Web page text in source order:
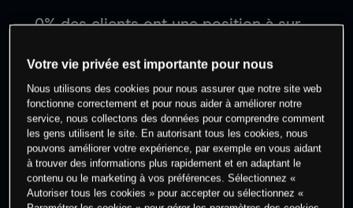
0% des clients ont une position àsur
Commencez à trader
Les prix sont indicatifs.Connectez-vouspour voir les
Votre vie privée est importante pour nous
Nous utilisons des cookies pour nous assurer que notre site web
fonctionne correctement et pour nous aider à améliorer notre
service, nous collectons des données pour comprendre comment
les gens utilisent le site. En autorisant tous les cookies, nous
pouvons améliorer votre expérience, par exemple en vous aidant
à trouver des informations plus rapidement et en adaptant le
contenu ou le marketing à vos préférences. Sélectionnez «
Autoriser tous les cookies » pour accepter ou sélectionnez «